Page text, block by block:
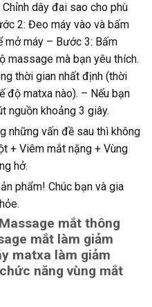
dây đai sao cho phù
2: Đeo máy vào và bấm
mở máy – Bước 3: Bấm
massage mà bạn yêu thích.
thời gian nhất định (thời
độ matxa nào). – Nếu bạn
nguồn khoảng 3 giây.
những vấn đề sau thì không
+ Viêm mắt nặng + Vùng
hở.
phẩm! Chúc bạn và gia
mắt thông
mắt làm giảm
matxa làm giảm
năng vùng mắt